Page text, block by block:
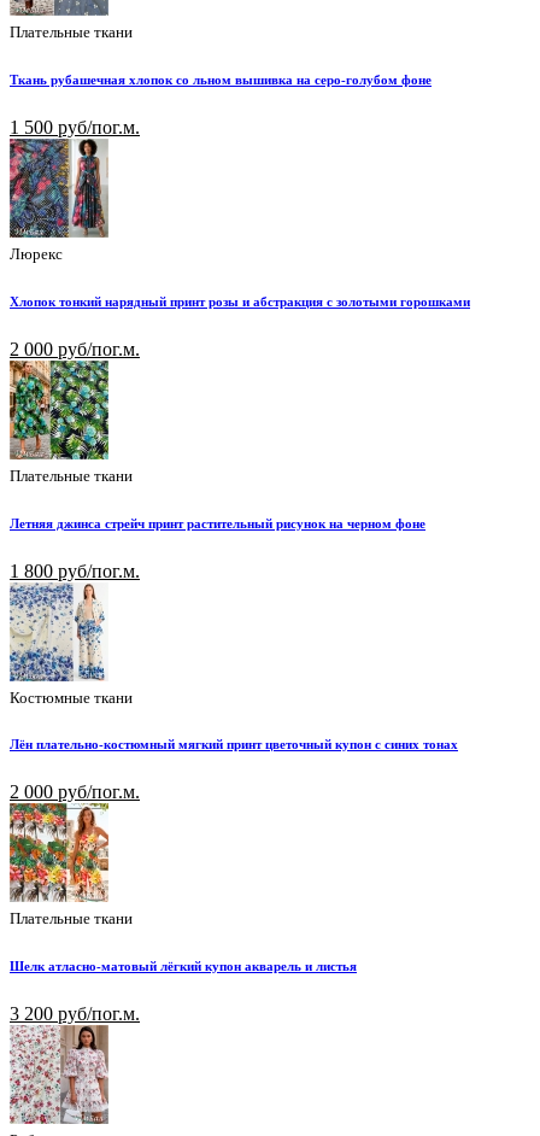
Плательные ткани
Ткань рубашечная хлопок со льном вышивка на серо-голубом фоне
1 500 руб/пог.м.
Люрекс
Хлопок тонкий нарядный принт розы и абстракция с золотыми горошками
2 000 руб/пог.м.
Плательные ткани
Летняя джинса стрейч принт растительный рисунок на черном фоне
1 800 руб/пог.м.
Костюмные ткани
Лён плательно-костюмный мягкий принт цветочный купон с синих тонах
2 000 руб/пог.м.
Плательные ткани
Шелк атласно-матовый лёгкий купон акварель и листья
3 200 руб/пог.м.